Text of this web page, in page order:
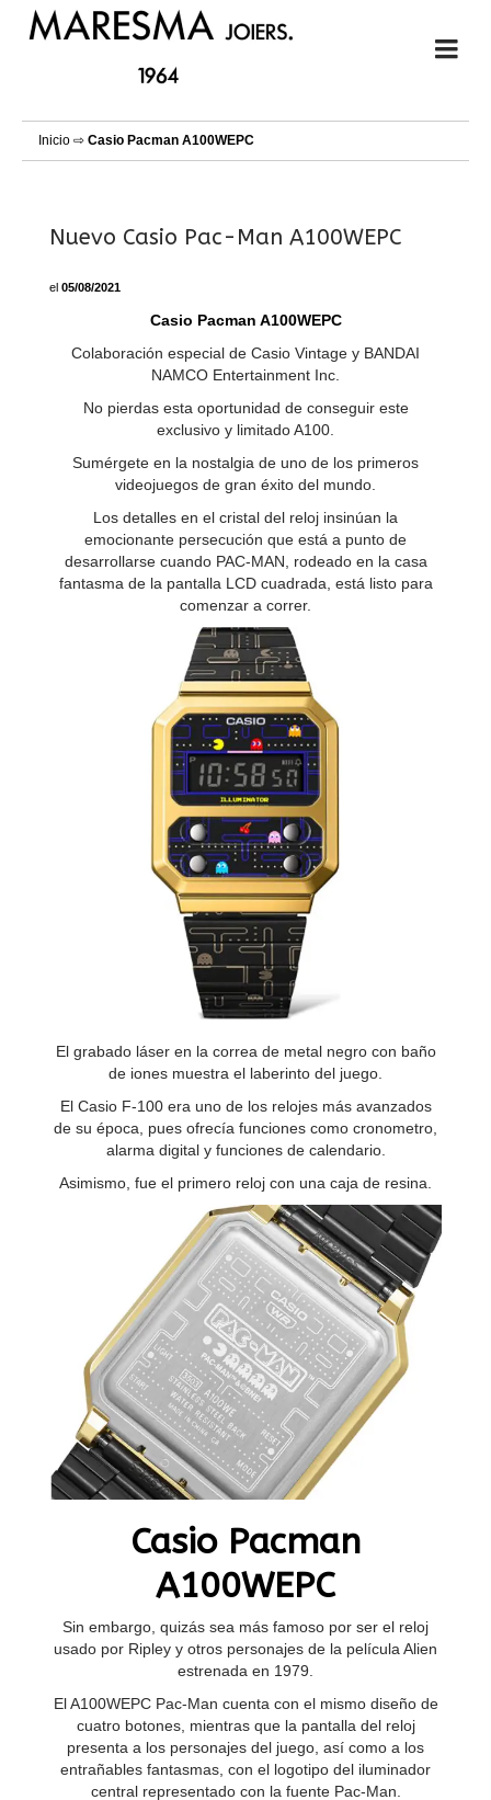
Inicio ⇨ Casio Pacman A100WEPC
Nuevo Casio Pac-Man A100WEPC
el 05/08/2021
Casio Pacman A100WEPC
Colaboración especial de Casio Vintage y BANDAI
NAMCO Entertainment Inc.
No pierdas esta oportunidad de conseguir este
exclusivo y limitado A100.
Sumérgete en la nostalgia de uno de los primeros
videojuegos de gran éxito del mundo.
Los detalles en el cristal del reloj insinúan la
emocionante persecución que está a punto de
desarrollarse cuando PAC-MAN, rodeado en la casa
fantasma de la pantalla LCD cuadrada, está listo para
comenzar a correr.
El grabado láser en la correa de metal negro con baño
de iones muestra el laberinto del juego.
El Casio F-100 era uno de los relojes más avanzados
de su época, pues ofrecía funciones como cronometro,
alarma digital y funciones de calendario.
Asimismo, fue el primero reloj con una caja de resina.
Casio Pacman
A100WEPC
Sin embargo, quizás sea más famoso por ser el reloj
usado por Ripley y otros personajes de la película Alien
estrenada en 1979.
El A100WEPC Pac-Man cuenta con el mismo diseño de
cuatro botones, mientras que la pantalla del reloj
presenta a los personajes del juego, así como a los
entrañables fantasmas, con el logotipo del iluminador
central representado con la fuente Pac-Man.